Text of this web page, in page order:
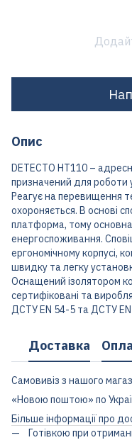
Опис
DETECTO HT110 –
призначений для роботи
Реагує на перевищення
охороняється. В основі
платформа, тому
енергоспоживання.
ергономічному корпусі,
швидку та легку
Оснащений ізолятором
сертифіковані та
ДСТУ EN 54-5 та ДСТУ
Доставка
Самовивіз з нашого
«Новою поштою» по
Більше інформації про
Готівкою при